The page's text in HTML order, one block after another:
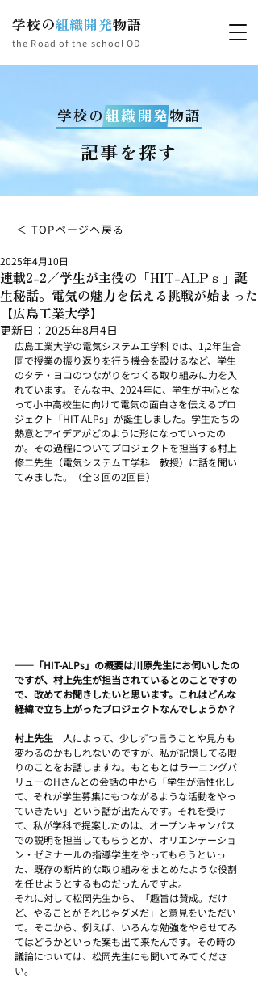
学校の組織開発物語
the Road of the school OD
学校の組織開発物語
記事を探す
＜ TOPページへ戻る
連載2-2／学生が主役の「HIT-ALPｓ」誕
生秘話。電気の魅力を伝える挑戦が始まった
【広島工業大学】
2025年4月10日
更新日： 2025年8月4日
広島工業大学の電気システム工学科では、1,2年生合
同で授業の振り返りを行う機会を設けるなど、学生
のタテ・ヨコのつながりをつくる取り組みに力を入
れています。そんな中、2024年に、学生が中心とな
って小中高校生に向けて電気の面白さを伝えるプロ
ジェクト「HIT-ALPs」が誕生しました。学生たちの
熱意とアイデアがどのように形になっていったの
か。その過程についてプロジェクトを担当する村上
修二先生（電気システム工学科　教授）に話を聞い
てみました。（全３回の2回目）
――「HIT-ALPs」の概要は川原先生にお伺いしたの
ですが、村上先生が担当されているとのことですの
で、改めてお聞きしたいと思います。これはどんな
経緯で立ち上がったプロジェクトなんでしょうか？
村上先生
人によって、少しずつ言うことや見方も
変わるのかもしれないのですが、私が記憶してる限
りのことをお話しますね。もともとはラーニングバ
リューのHさんとの会話の中から「学生が活性化し
て、それが学生募集にもつながるような活動をやっ
ていきたい」という話が出たんです。それを受け
て、私が学科で提案したのは、オープンキャンパス
での説明を担当してもらうとか、オリエンテーショ
ン・ゼミナールの指導学生をやってもらうといっ
た、既存の断片的な取り組みをまとめたような役割
を任せようとするものだったんですよ。
それに対して松岡先生から、「趣旨は賛成。だけ
ど、やることがそれじゃダメだ」と意見をいただい
て。そこから、例えば、いろんな勉強をやらせてみ
てはどうかといった案も出て来たんです。その時の
議論については、松岡先生にも聞いてみてくださ
い。